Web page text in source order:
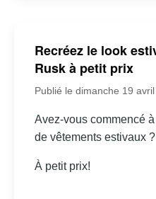
Recréez le look
Rusk à petit prix
Publié le dimanche 19
Avez-vous commencé
de vêtements
À petit prix!